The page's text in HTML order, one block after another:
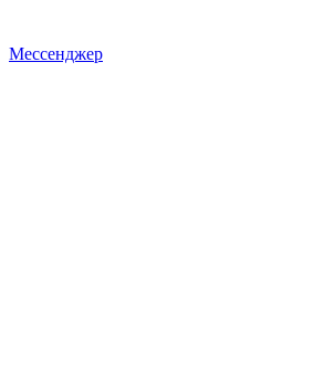
Мессенджер